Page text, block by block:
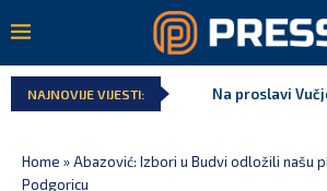
NAJNOVIJE VIJESTI: Na proslavi
Home »Abazović: Izbori u Budvi odložili našu
Podgoricu